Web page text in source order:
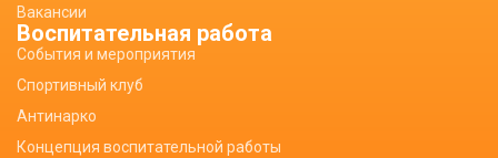
Вакансии
Воспитательная работа
События и мероприятия
Спортивный клуб
Антинарко
Концепция воспитательной работы